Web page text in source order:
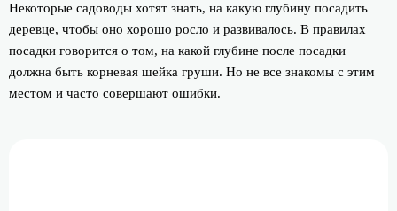
Некоторые садоводы хотят знать, на какую глубину посадить
деревце, чтобы оно хорошо росло и развивалось. В правилах
посадки говорится о том, на какой глубине после посадки
должна быть корневая шейка груши. Но не все знакомы с этим
местом и часто совершают ошибки.